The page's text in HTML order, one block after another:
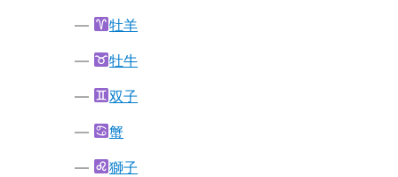
牡羊
牡牛
双子
蟹
獅子